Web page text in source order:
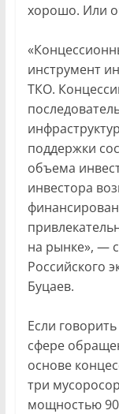
хорошо. Или
инструмент
ТКО.
поддержки
объема
инвестора
на рынке», —
Российского
Буцаев.
Если
сфере
основе
три
мощностью 90